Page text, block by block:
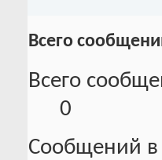
Всего
Всего
0
Сообщений в